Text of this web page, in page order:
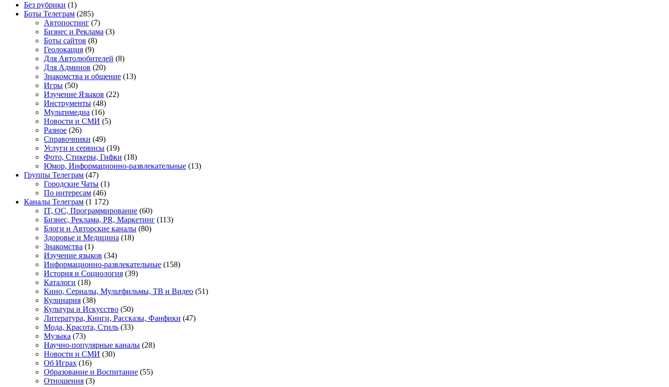
Без рубрики (1)
Боты Телеграм (285)
Автопостинг (7)
Бизнес и Реклама (3)
Боты сайтов (8)
Геолокация (9)
Для Автолюбителей (8)
Для Админов (20)
Знакомства и общение (13)
Игры (50)
Изучение Языков (22)
Инструменты (48)
Мультимедиа (16)
Новости и СМИ (5)
Разное (26)
Справочники (49)
Услуги и сервисы (19)
Фото, Стикеры, Гифки (18)
Юмор, Информационно-развлекательные (13)
Группы Телеграм (47)
Городские Чаты (1)
По интересам (46)
Каналы Телеграм (1 172)
IT, ОС, Программирование (60)
Бизнес, Реклама, PR, Маркетинг (113)
Блоги и Авторские каналы (80)
Здоровье и Медицина (18)
Знакомства (1)
Изучение языков (34)
Информационно-развлекательные (158)
История и Социология (39)
Каталоги (18)
Кино, Сериалы, Мультфильмы, ТВ и Видео (51)
Кулинария (38)
Культура и Искусство (50)
Литература, Книги, Рассказы, Фанфики (47)
Мода, Красота, Стиль (33)
Музыка (73)
Научно-популярные каналы (28)
Новости и СМИ (30)
Об Играх (16)
Образование и Воспитание (55)
Отношения (3)